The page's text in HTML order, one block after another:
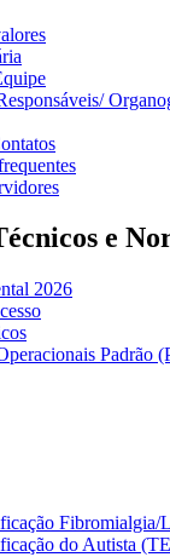
e
2026
Padrão
Fibromialgia/
do Autista